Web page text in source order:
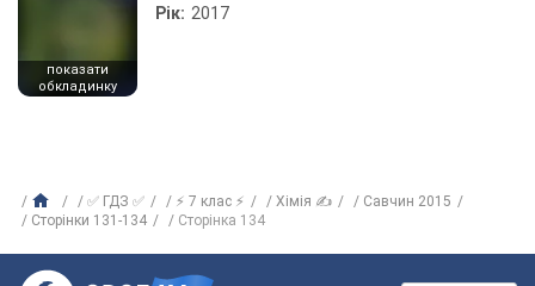
показати
обкладинку
Рік: 2017
✅ ГДЗ ✅ ⚡ 7 клас ⚡ Хімія ✍
Савчин 2015
Сторінки 131-134
Сторінка 134